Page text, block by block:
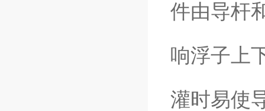
件由导杆
响浮子上
灌时易使